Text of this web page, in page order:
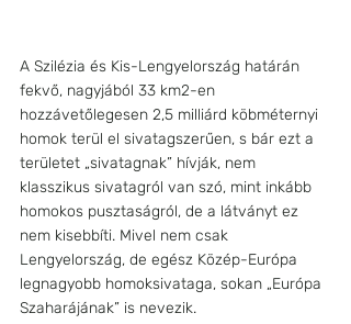
A Szilézia és Kis-Lengyelország határán
fekvő, nagyjából 33 km2-en
hozzávetőlegesen 2,5 milliárd köbméternyi
homok terül el sivatagszerűen, s bár ezt a
területet „sivatagnak” hívják, nem
klasszikus sivatagról van szó, mint inkább
homokos pusztaságról, de a látványt ez
nem kisebbíti. Mivel nem csak
Lengyelország, de egész Közép-Európa
legnagyobb homoksivataga, sokan „Európa
Szaharájának” is nevezik.